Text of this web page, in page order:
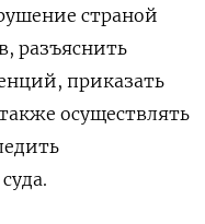
страной
разъяснить
приказать
осуществлять